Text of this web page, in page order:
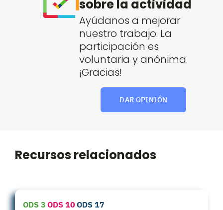
sobre la actividad
Ayúdanos a mejorar
nuestro trabajo. La
participación es
voluntaria y anónima.
¡Gracias!
DAR OPINIÓN
Recursos relacionados
ODS 3 ODS 10 ODS 17